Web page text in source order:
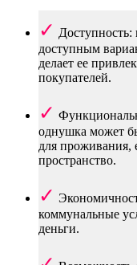
Доступность:
доступным
делает ее
покупателей.
однушка может
для проживания,
пространство.
коммунальные
деньги.